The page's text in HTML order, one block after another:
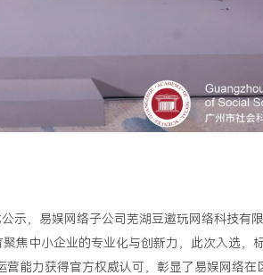
示，易娱网络子公司芜湖豆邀玩网络科技有
聚焦中小企业的专业化与创新力，此次入选，
能力获得官方权威认可，彰显了易娱网络在